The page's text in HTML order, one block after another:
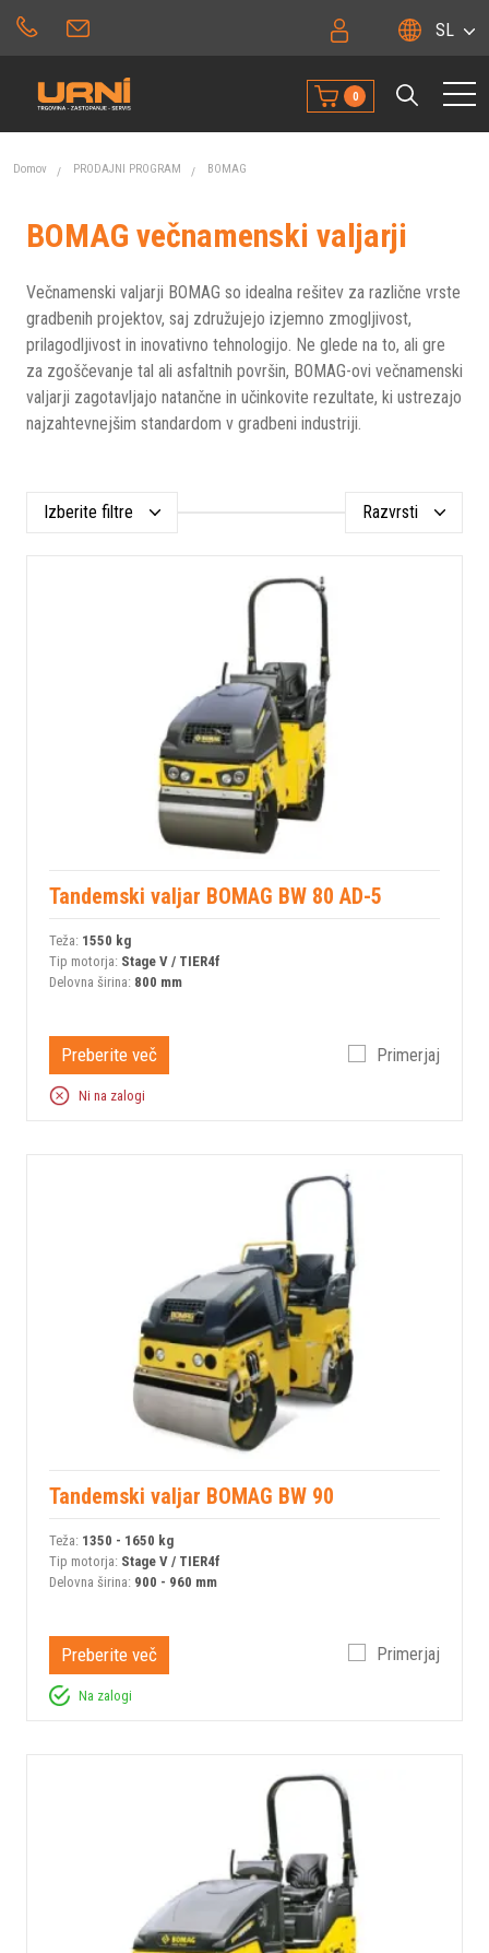
SL
0
Domov PRODAJNI PROGRAM BOMAG
BOMAG večnamenski valjarji
Večnamenski valjarji BOMAG so idealna rešitev za različne vrste
gradbenih projektov, saj združujejo izjemno zmogljivost,
prilagodljivost in inovativno tehnologijo. Ne glede na to, ali gre
za zgoščevanje tal ali asfaltnih površin, BOMAG-ovi večnamenski
valjarji zagotavljajo natančne in učinkovite rezultate, ki ustrezajo
najzahtevnejšim standardom v gradbeni industriji.
Izberite filtre Razvrsti
Tandemski valjar BOMAG BW 80 AD-5
Teža: 1550 kg
Tip motorja: Stage V / TIER4f
Delovna širina: 800 mm
Preberite več Primerjaj
Ni na zalogi
Tandemski valjar BOMAG BW 90
Teža: 1350 - 1650 kg
Tip motorja: Stage V / TIER4f
Delovna širina: 900 - 960 mm
Preberite več Primerjaj
Na zalogi